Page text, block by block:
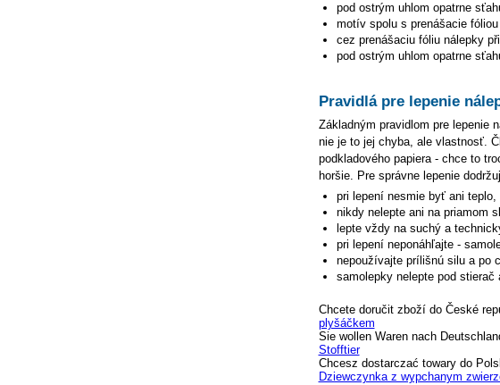
pod ostrým uhlom opatrne
motív spolu s prenášacie
cez prenášaciu fóliu nálepky
pod ostrým uhlom opatrne
Pravidlá pre lepenie
Základným pravidlom pre lepenie
nie je to jej chyba, ale vlastnosť.
podkladového papiera - chce to
horšie. Pre správne lepenie
pri lepení nesmie byť ani teplo,
nikdy nelepte ani na priamom
lepte vždy na suchý a
pri lepení neponáhľajte -
nepoužívajte prílišnú silu a po
samolepky nelepte pod stierač
Chcete doručit zboží do České
plyšáčkem
Sie wollen Waren nach
Stofftier
Chcesz dostarczać towary do
Dziewczynka z wypchanym